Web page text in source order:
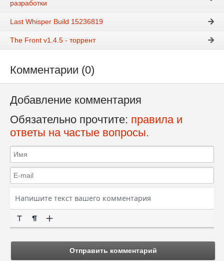
разработки
Last Whisper Build 15236819
The Front v1.4.5 - торрент
Комментарии (0)
Добавление комментария
Обязательно прочтите: правила и
ответы на частые вопросы.
Отправить комментарий